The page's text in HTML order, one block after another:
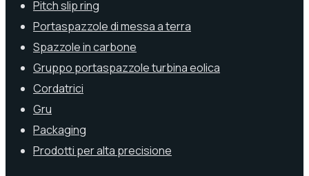
Pitch slip ring
Portaspazzole di messa a terra
Spazzole in carbone
Gruppo portaspazzole turbina eolica
Cordatrici
Gru
Packaging
Prodotti per alta precisione